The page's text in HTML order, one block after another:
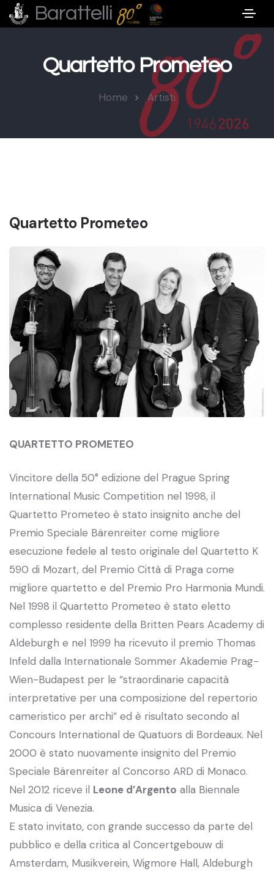
Barattelli
Quartetto Prometeo
Home Artisti
Quartetto Prometeo
QUARTETTO PROMETEO
Vincitore della 50° edizione del Prague Spring
International Music Competition nel 1998, il
Quartetto Prometeo è stato insignito anche del
Premio Speciale Bärenreiter come migliore
esecuzione fedele al testo originale del Quartetto K
590 di Mozart, del Premio Città di Praga come
migliore quartetto e del Premio Pro Harmonia Mundi.
Nel 1998 il Quartetto Prometeo è stato eletto
complesso residente della Britten Pears Academy di
Aldeburgh e nel 1999 ha ricevuto il premio Thomas
Infeld dalla Internationale Sommer Akademie Prag-
Wien-Budapest per le “straordinarie capacità
interpretative per una composizione del repertorio
cameristico per archi” ed è risultato secondo al
Concours International de Quatuors di Bordeaux. Nel
2000 è stato nuovamente insignito del Premio
Speciale Bärenreiter al Concorso ARD di Monaco.
Nel 2012 riceve il Leone d’Argento alla Biennale
Musica di Venezia.
E stato invitato, con grande successo da parte del
pubblico e della critica al Concertgebouw di
Amsterdam, Musikverein, Wigmore Hall, Aldeburgh